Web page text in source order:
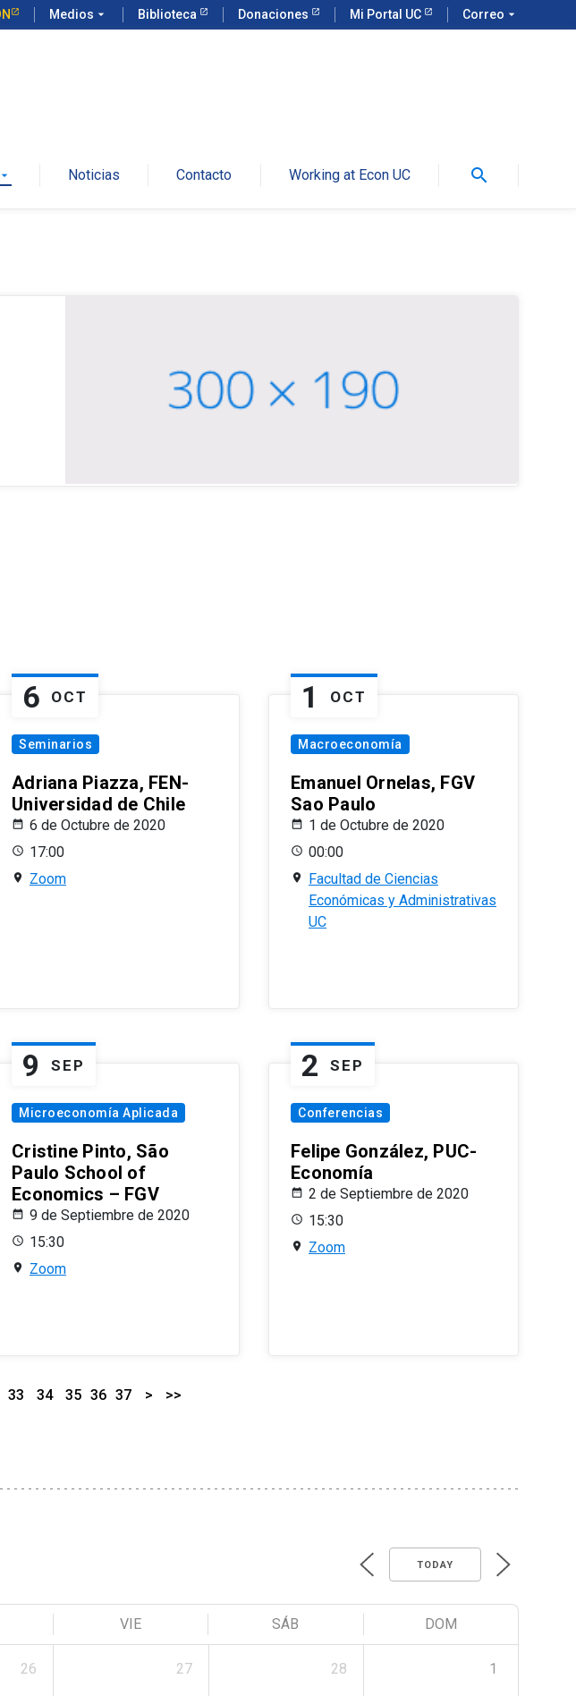
Medios arrow_drop_down Biblioteca Donaciones Mi Portal UC Correo arrow_drop_down
arrow_drop_down Noticias Contacto Working at Econ UC search
6 OCT
Seminarios
Adriana Piazza, FEN-
Universidad de Chile
6 de Octubre de 2020
17:00
Zoom
1 OCT
Macroeconomía
Emanuel Ornelas, FGV
Sao Paulo
1 de Octubre de 2020
00:00
Facultad de Ciencias
Económicas y Administrativas
UC
9 SEP
Microeconomía Aplicada
Cristine Pinto, São
Paulo School of
Economics – FGV
9 de Septiembre de 2020
15:30
Zoom
2 SEP
Conferencias
Felipe González, PUC-
Economía
2 de Septiembre de 2020
15:30
Zoom
33 34 35 36 37 > >>
TODAY
VIE SÁB DOM
26 27 28 1